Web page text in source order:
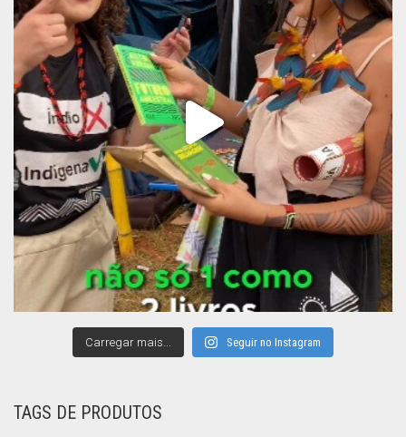
Carregar mais... Seguir no Instagram
TAGS DE PRODUTOS